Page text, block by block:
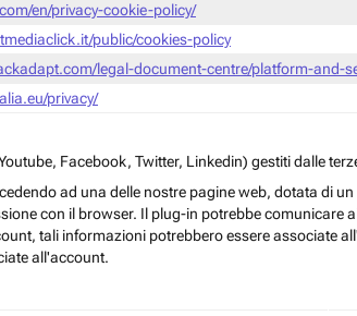
en/privacy-cookie-policy/
public/cookies-policy
legal-document-centre/platform-and-
privacy/
Facebook, Twitter, Linkedin) gestiti dalle
ad una delle nostre pagine web, dotata di
con il browser. Il plug-in potrebbe comunicare
tali informazioni potrebbero essere associate
all'account.